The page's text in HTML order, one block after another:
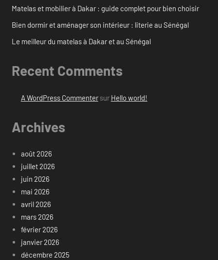
Matelas et mobilier à Dakar : guide complet pour bien choisir
Bien dormir et aménager son intérieur : literie au Sénégal
Le meilleur du matelas à Dakar et au Sénégal
Recent Comments
A WordPress Commentersur Hello world!
Archives
août 2026
juillet 2026
juin 2026
mai 2026
avril 2026
mars 2026
février 2026
janvier 2026
décembre 2025